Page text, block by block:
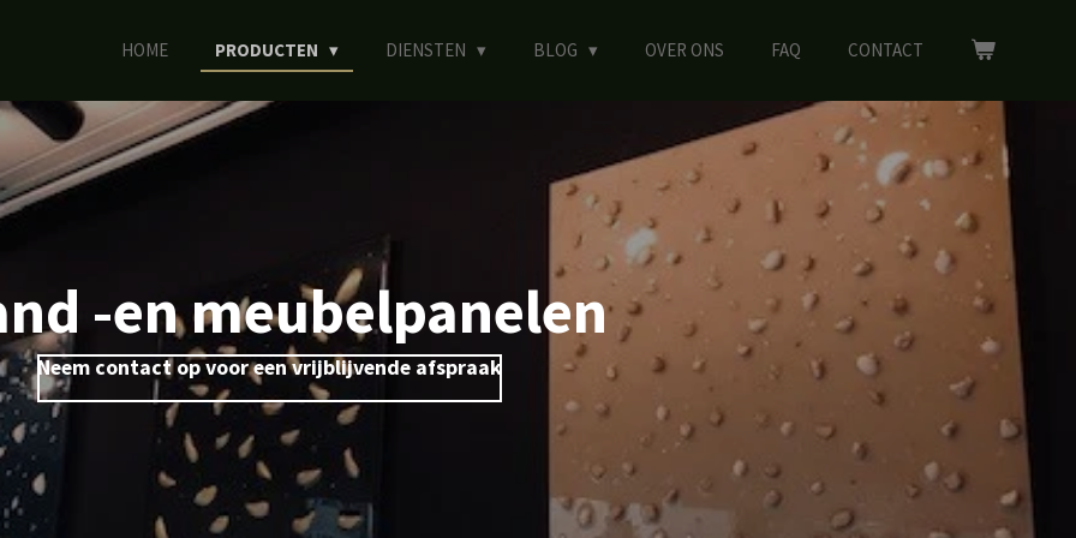
HOME PRODUCTEN DIENSTEN BLOG OVER ONS FAQ CONTACT
-en meubelpanelen
Neem contact op voor een vrijblijvende afspraak